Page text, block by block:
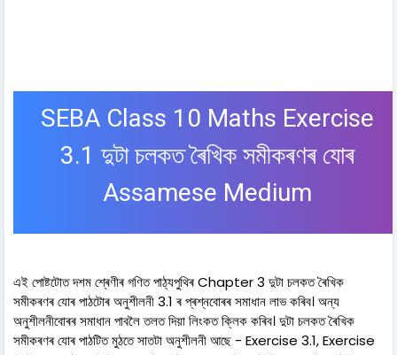
SEBA Class 10 Maths Exercise
3.1 দুটা চলকত ৰৈখিক সমীকৰণৰ যোৰ
Assamese Medium
এই পোষ্টটোত দশম শ্ৰেণীৰ গণিত পাঠ্যপুথিৰ Chapter 3 দুটা চলকত ৰৈখিক
সমীকৰণৰ যোৰ পাঠটোৰ অনুশীলনী 3.1 ৰ প্ৰশ্নবোৰৰ সমাধান লাভ কৰিব। অন্য
অনুশীলনীবোৰৰ সমাধান পাবলৈ তলত দিয়া লিংকত ক্লিক কৰিব। দুটা চলকত ৰৈখিক
সমীকৰণৰ যোৰ পাঠটিত মুঠতে সাতটা অনুশীলনী আছে - Exercise 3.1, Exercise